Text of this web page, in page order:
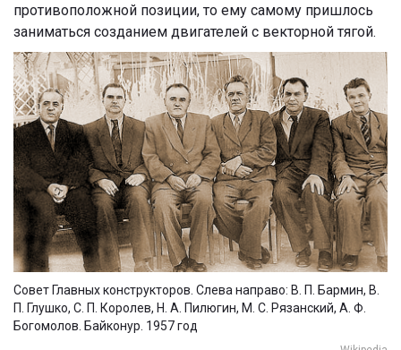
противоположной позиции, то ему самому пришлось
заниматься созданием двигателей с векторной тягой.
Совет Главных конструкторов. Слева направо: В. П. Бармин, В.
П. Глушко, С. П. Королев, Н. А. Пилюгин, М. С. Рязанский, А. Ф.
Богомолов. Байконур. 1957 год